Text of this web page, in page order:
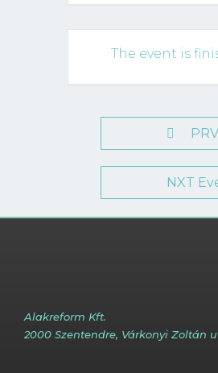
The event is
NXT
Alakreform Kft.
2000 Szentendre, Várkonyi Zoltán